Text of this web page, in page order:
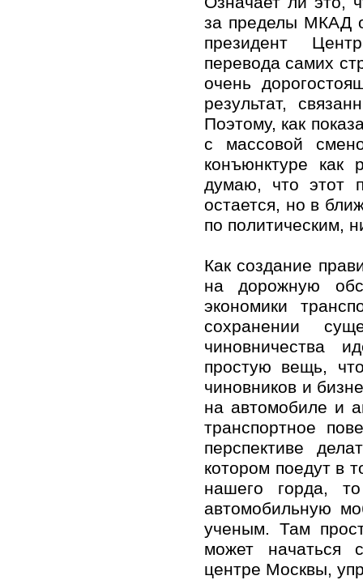
за пределы МКАД
президент
перевода самих
очень
результат,
Поэтому, как
с массовой
конъюнктуре как
думаю, что этот
остается, но в
по политическим,
Как создание
на дорожную
экономики
сохранении
чиновничества
простую вещь,
чиновников и
на автомобиле и
транспортное
перспективе
котором поедут в
нашего горда,
автомобильную
ученым. Там
может начаться
центре Москвы,